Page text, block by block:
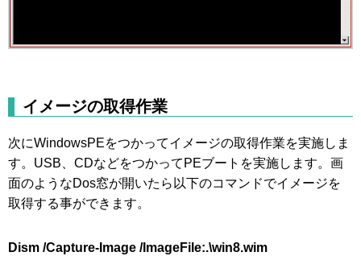
イメージの取得作業
次にWindowsPEをつかってイメージの取得作業を実施しま
す。USB、CDなどをつかってPEブートを実施します。画
面のようなDos窓が開いたら以下のコマンドでイメージを
取得する事ができます。
Dism /Capture-Image /ImageFile:.\win8.wim